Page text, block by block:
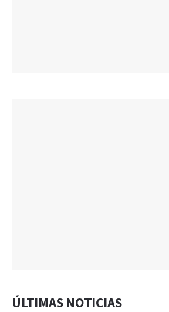
ÚLTIMAS NOTICIAS